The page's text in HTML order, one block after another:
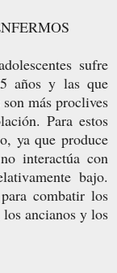
sufre
años y las que
son más proclives
Para estos
ya que produce
interactúa con
bajo.
combatir los
ancianos y los